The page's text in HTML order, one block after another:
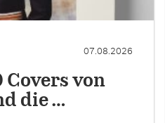
07.08.2026
Covers von
die …